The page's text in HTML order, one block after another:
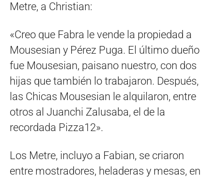
Metre, a Christian:
«Creo que Fabra le vende la propiedad a
Mousesian y Pérez Puga. El último dueño
fue Mousesian, paisano nuestro, con dos
hijas que también lo trabajaron. Después,
las Chicas Mousesian le alquilaron, entre
otros al Juanchi Zalusaba, el de la
recordada Pizza12».
Los Metre, incluyo a Fabian, se criaron
entre mostradores, heladeras y mesas, en